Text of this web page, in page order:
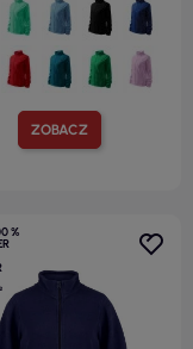
ZOBACZ
%